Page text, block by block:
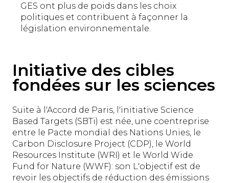
GES ont plus de poids dans les choix
politiques et contribuent à façonner la
législation environnementale.
Initiative des cibles
fondées sur les sciences
Suite à l'Accord de Paris, l'initiative Science
Based Targets (SBTi) est née, une coentreprise
entre le Pacte mondial des Nations Unies, le
Carbon Disclosure Project (CDP), le World
Resources Institute (WRI) et le World Wide
Fund for Nature (WWF): son L'objectif est de
revoir les objectifs de réduction des émissions